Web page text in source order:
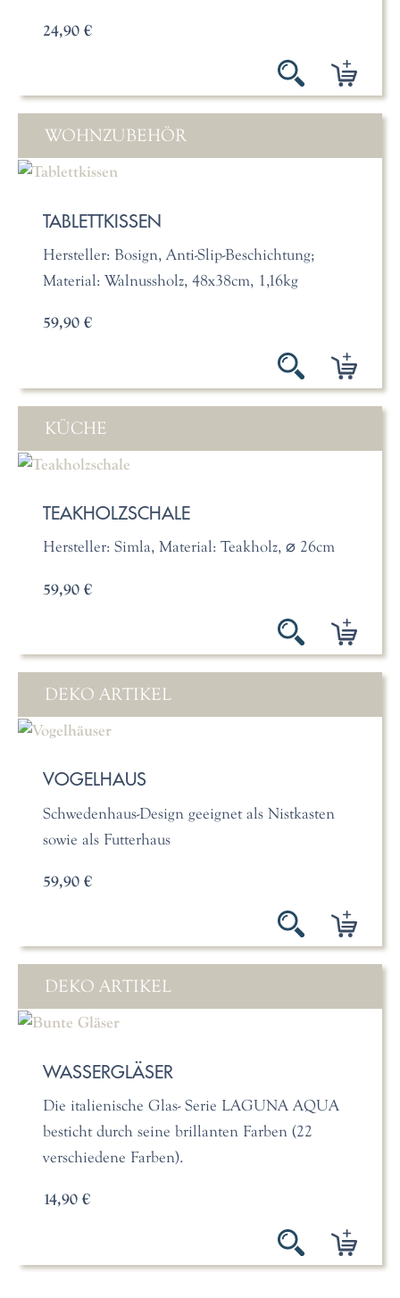
24,90 €
WOHNZUBEHÖR
TABLETTKISSEN
Hersteller: Bosign, Anti-Slip-Beschichtung;
Material: Walnussholz, 48x38cm, 1,16kg
59,90 €
KÜCHE
TEAKHOLZSCHALE
Hersteller: Simla, Material: Teakholz, ⌀ 26cm
59,90 €
DEKO ARTIKEL
VOGELHAUS
Schwedenhaus-Design geeignet als Nistkasten
sowie als Futterhaus
59,90 €
DEKO ARTIKEL
WASSERGLÄSER
Die italienische Glas- Serie LAGUNA AQUA
besticht durch seine brillanten Farben (22
verschiedene Farben).
14,90 €